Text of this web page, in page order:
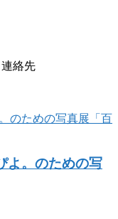
絡先
よ。のための写